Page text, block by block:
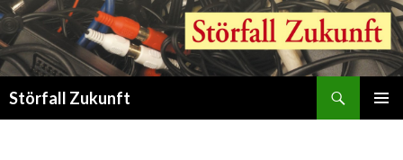
Störfall Zukunft